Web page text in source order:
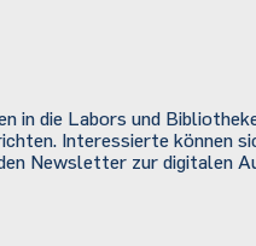
in die Labors und
Interessierte können
Newsletter zur digitalen